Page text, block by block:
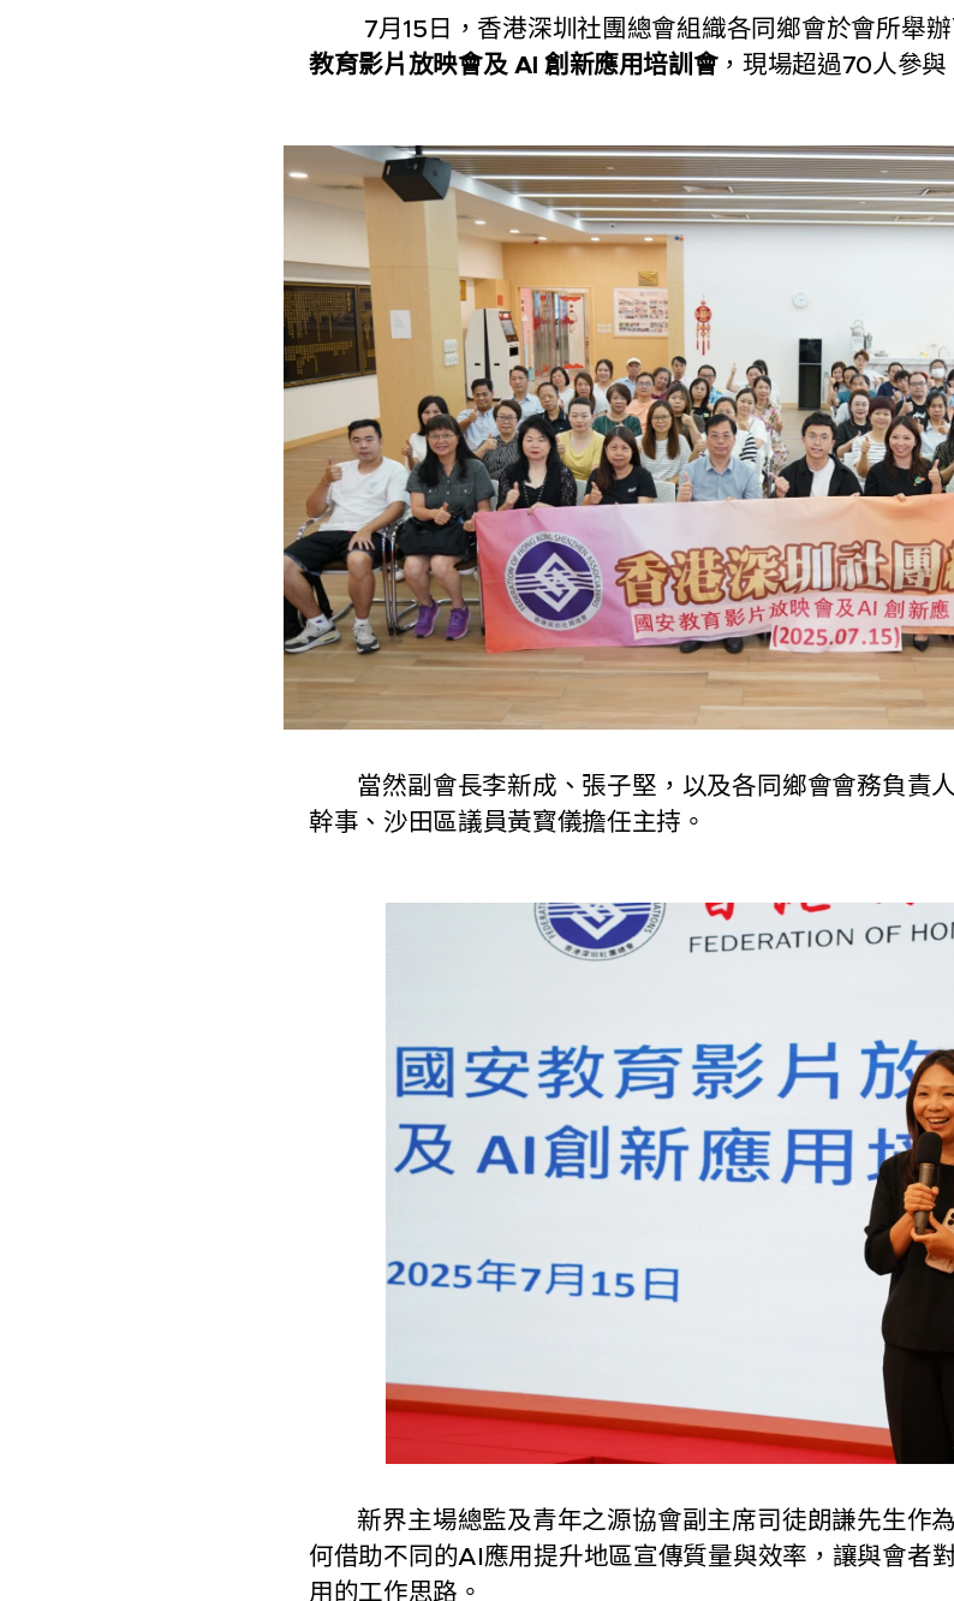
7月15日，香港深圳社團總會組織各同鄉會於會所舉
教育影片放映會及 AI 創新應用培訓會，現場超過70人參與
當然副會長李新成、張子堅，以及各同鄉會會務負責
幹事、沙田區議員黃寳儀擔任主持。
新界主場總監及青年之源協會副主席司徒朗謙先生作
何借助不同的AI應用提升地區宣傳質量與效率，讓與會者
用的工作思路。